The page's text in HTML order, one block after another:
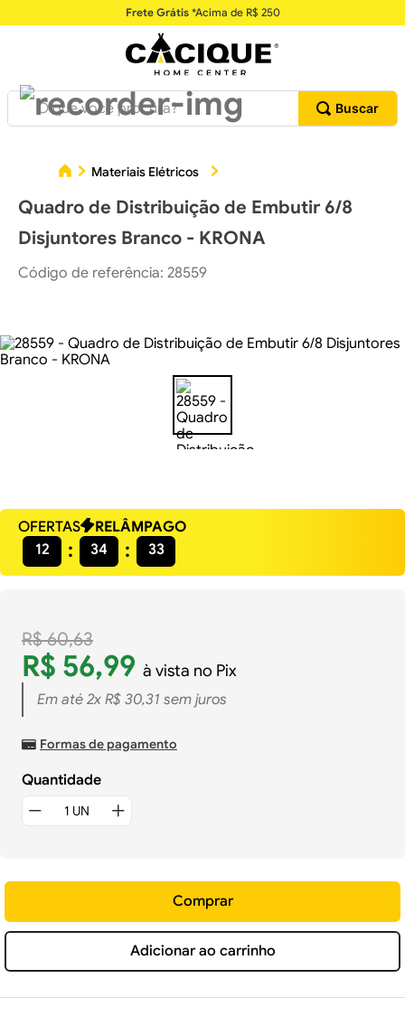
Frete Grátis*Acima de R$ 250
O que você procura?
Materiais Elétricos
Quadro de Distribuição de Embutir 6/8
Disjuntores Branco - KRONA
Código de referência: 28559
OFERTAS
RELÂMPAGO
12
34 33
R$ 60,63
R$ 56,99 à vista no Pix
Em até 2x R$ 30,31 sem juros
Formas de pagamento
Quantidade
Adicionar ao carrinho
Comprar